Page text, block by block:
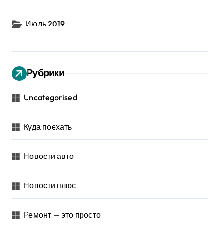
Июль 2019
Рубрики
Uncategorised
Куда поехать
Новости авто
Новости плюс
Ремонт — это просто